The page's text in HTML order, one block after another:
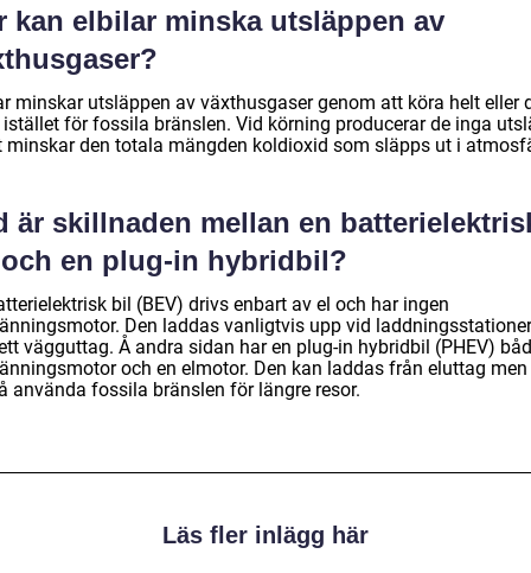
kan elbilar minska utsläppen av
minskar utsläppen av växthusgaser genom att köra helt eller
istället för fossila bränslen. Vid körning producerar de inga
minskar den totala mängden koldioxid som släpps ut i
är skillnaden mellan en
en plug-in hybridbil?
bil (BEV) drivs enbart av el och har ingen
Den laddas vanligtvis upp vid
vägguttag. Å andra sidan har en plug-in hybridbil (PHEV)
och en elmotor. Den kan laddas från eluttag
använda fossila bränslen för längre resor.
Läs fler inlägg här